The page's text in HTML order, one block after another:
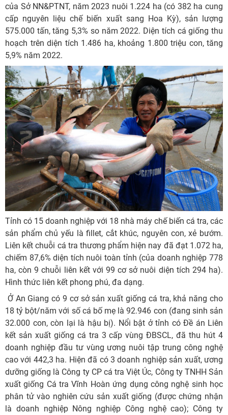
của Sở NN&PTNT, năm 2023 nuôi 1.224 ha (có 382 ha cung
cấp nguyên liệu chế biến xuất sang Hoa Kỳ), sản lượng
575.000 tấn, tăng 5,3% so năm 2022. Diện tích cá giống thu
hoạch trên diện tích 1.486 ha, khoảng 1.800 triệu con, tăng
5,9% năm 2022.
Tỉnh có 15 doanh nghiệp với 18 nhà máy chế biến cá tra, các
sản phẩm chủ yếu là fillet, cắt khúc, nguyên con, xẻ bướm.
Liên kết chuỗi cá tra thương phẩm hiện nay đã đạt 1.072 ha,
chiếm 87,6% diện tích nuôi toàn tỉnh (của doanh nghiệp 778
ha, còn 9 chuỗi liên kết với 99 cơ sở nuôi diện tích 294 ha).
Hình thức liên kết phong phú, đa dạng.
Ở An Giang có 9 cơ sở sản xuất giống cá tra, khả năng cho
18 tỷ bột/năm với số cá bố mẹ là 92.946 con (đang sinh sản
32.000 con, còn lại là hậu bị). Nổi bật ở tỉnh có Đề án Liên
kết sản xuất giống cá tra 3 cấp vùng ĐBSCL, đã thu hút 4
doanh nghiệp đầu tư vùng ương nuôi tập trung công nghệ
cao với 442,3 ha. Hiện đã có 3 doanh nghiệp sản xuất, ương
dưỡng giống là Công ty CP cá tra Việt Úc, Công ty TNHH Sản
xuất giống Cá tra Vĩnh Hoàn ứng dụng công nghệ sinh học
phân tử vào nghiên cứu sản xuất giống (được chứng nhận
là doanh nghiệp Nông nghiệp Công nghệ cao); Công ty